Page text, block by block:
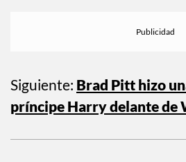
Siguiente: Brad Pitt hizo
príncipe Harry delante de